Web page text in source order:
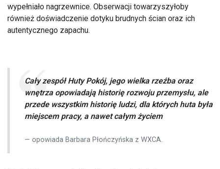
wypełniało nagrzewnice. Obserwacji towarzyszyłoby
również doświadczenie dotyku brudnych ścian oraz ich
autentycznego zapachu.
Cały zespół Huty Pokój, jego wielka rzeźba oraz
wnętrza opowiadają historię rozwoju przemysłu, ale
przede wszystkim historię ludzi, dla których huta była
miejscem pracy, a nawet całym życiem
opowiada Barbara Płończyńska z WXCA.